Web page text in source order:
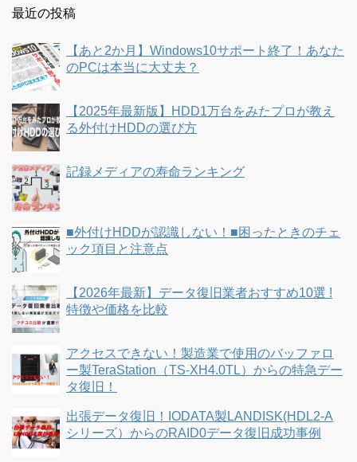
最近の投稿
【あと2か月】Windows10サポート終了！あなた
のPCは本当に大丈夫？
【2025年最新版】HDD1万台をみたプロが教え
る外付けHDDの選び方
記録メディアの寿命ランキング
■外付けHDDが認識しない！■困ったときのチェ
ック項目と注意点
【2026年最新】データ復旧業者おすすめ10選 !
特徴や価格を比較
アクセスできない！製造業で使用のバッファロ
ー製TeraStation（TS-XH4.0TL）からの特急デー
タ復旧！
出張データ復旧！IODATA製LANDISK(HDL2-A
シリーズ）からのRAID0データ復旧成功事例